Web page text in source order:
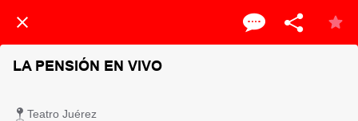
LA PENSIÓN EN VIVO
Teatro Juérez